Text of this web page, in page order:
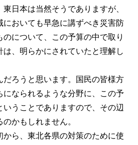
日本は当然そうでありますが、
においても早急に講ずべき災害防
のについて、この予算の中で取り
、明らかにされていたと理解し
ろうと思います。国民の皆様方
になられるような分野に、この予
うことでありますので、その辺
かもしれません。
ら、東北各県の対策のために使